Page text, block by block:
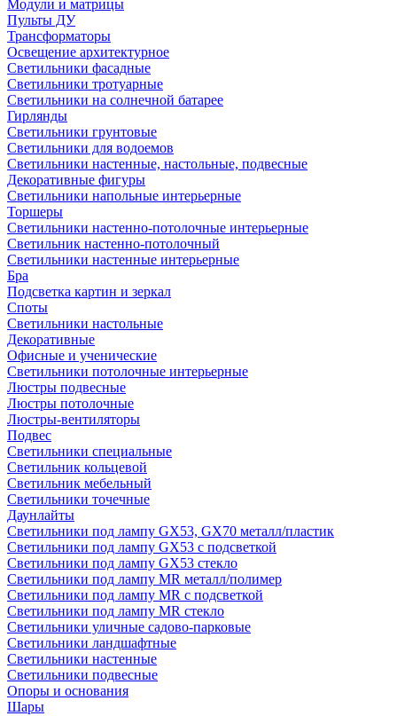
Модули и матрицы
Пульты ДУ
Трансформаторы
Освещение архитектурное
Светильники фасадные
Светильники тротуарные
Светильники на солнечной батарее
Гирлянды
Светильники грунтовые
Светильники для водоемов
Светильники настенные, настольные, подвесные
Декоративные фигуры
Светильники напольные интерьерные
Торшеры
Светильники настенно-потолочные интерьерные
Светильник настенно-потолочный
Светильники настенные интерьерные
Бра
Подсветка картин и зеркал
Споты
Светильники настольные
Декоративные
Офисные и ученические
Светильники потолочные интерьерные
Люстры подвесные
Люстры потолочные
Люстры-вентиляторы
Подвес
Светильники специальные
Светильник кольцевой
Светильник мебельный
Светильники точечные
Даунлайты
Светильники под лампу GX53, GX70 металл/пластик
Светильники под лампу GX53 с подсветкой
Светильники под лампу GX53 стекло
Светильники под лампу MR металл/полимер
Светильники под лампу MR с подсветкой
Светильники под лампу MR стекло
Светильники уличные садово-парковые
Светильники ландшафтные
Светильники настенные
Светильники подвесные
Опоры и основания
Шары